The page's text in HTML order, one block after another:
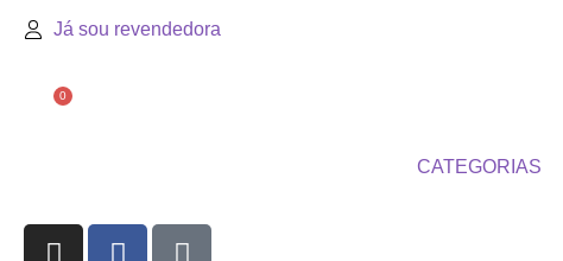
Já sou revendedora
0
CATEGORIAS